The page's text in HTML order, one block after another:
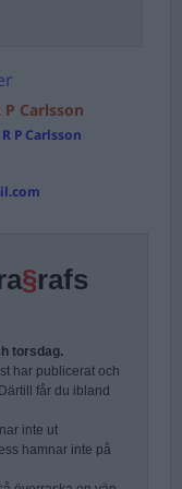
Carlsson
P Carlsson
§rafs
torsdag.
har publicerat och
får du ibland
inte ut
hamnar inte på